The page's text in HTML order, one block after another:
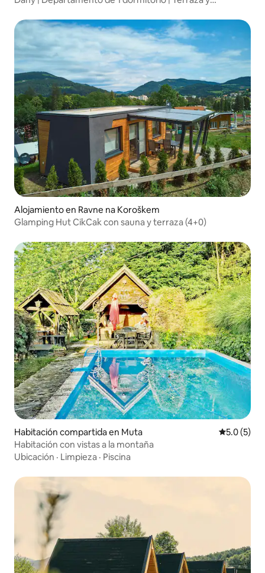
Alojamiento en Ravne na Koroškem
Glamping Hut CikCak con sauna y terraza (4+0)
Habitación compartida en Muta
5.0 (5)
Habitación con vistas a la montaña
Ubicación · Limpieza · Piscina